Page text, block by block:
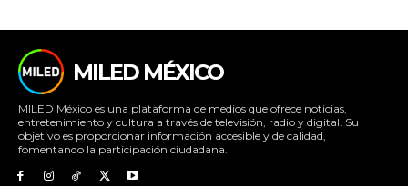
MILED MÉXICO
MILED México es una plataforma de medios que ofrece noticias,
entretenimiento y cultura a través de televisión, radio y digital. Su
objetivo es proporcionar información accesible y de calidad,
fomentando la participación ciudadana.